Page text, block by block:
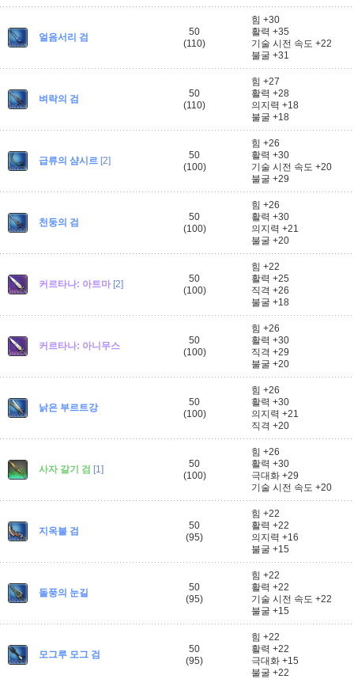
얼음서리 검
50
(110)
힘 +30
활력 +35
기술 시전 속도 +22
불굴 +31
벼락의 검
50
(110)
힘 +27
활력 +28
의지력 +18
불굴 +18
급류의 샴시르 [2]
50
(100)
힘 +26
활력 +30
기술 시전 속도 +20
불굴 +29
천둥의 검
50
(100)
힘 +26
활력 +30
의지력 +21
불굴 +20
커르타나: 아트마 [2]
50
(100)
힘 +22
활력 +25
직격 +26
불굴 +18
커르타나: 아니무스
50
(100)
힘 +26
활력 +30
직격 +29
불굴 +20
낡은 부르트강
50
(100)
힘 +26
활력 +30
의지력 +21
직격 +20
사자 갈기 검 [1]
50
(100)
힘 +26
활력 +30
극대화 +29
기술 시전 속도 +20
지옥불 검
50
(95)
힘 +22
활력 +22
의지력 +16
불굴 +15
돌풍의 눈길
50
(95)
힘 +22
활력 +22
기술 시전 속도 +22
불굴 +15
모그루 모그 검
50
(95)
힘 +22
활력 +22
극대화 +15
불굴 +22